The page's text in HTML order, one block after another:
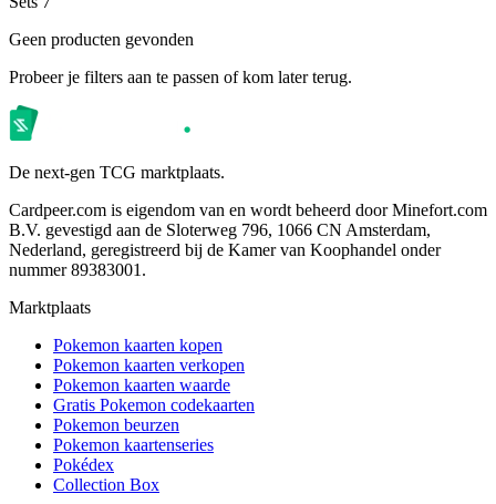
Geen producten gevonden
Probeer je filters aan te passen of kom later terug.
De next-gen TCG marktplaats.
Cardpeer.com is eigendom van en wordt beheerd door Minefort.com
B.V. gevestigd aan de Sloterweg 796, 1066 CN Amsterdam,
Nederland, geregistreerd bij de Kamer van Koophandel onder
nummer 89383001.
Marktplaats
Pokemon kaarten kopen
Pokemon kaarten verkopen
Pokemon kaarten waarde
Gratis Pokemon codekaarten
Pokemon beurzen
Pokemon kaartenseries
Pokédex
Collection Box